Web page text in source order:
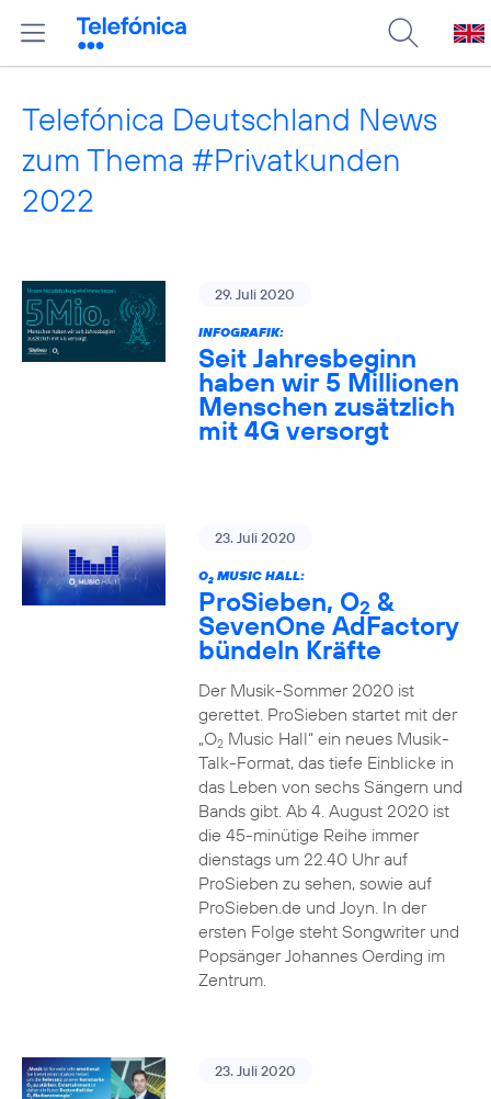
Telefónica Deutschland News
zum Thema #Privatkunden
2022
29. Juli 2020
INFOGRAFIK:
Seit Jahresbeginn
haben wir 5 Millionen
Menschen zusätzlich
mit 4G versorgt
23. Juli 2020
O2MUSIC HALL:
ProSieben, O2 &
SevenOne AdFactory
bündeln Kräfte
Der Musik-Sommer 2020 ist
gerettet. ProSieben startet mit der
„O2Music Hall“ ein neues Musik-
Talk-Format, das tiefe Einblicke in
das Leben von sechs Sängern und
Bands gibt. Ab 4. August 2020 ist
die 45-minütige Reihe immer
dienstags um 22.40 Uhr auf
ProSieben zu sehen, sowie auf
ProSieben.de und Joyn. In der
ersten Folge steht Songwriter und
Popsänger Johannes Oerding im
Zentrum.
23. Juli 2020